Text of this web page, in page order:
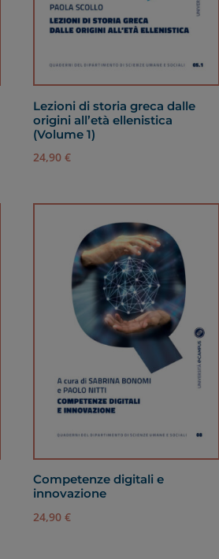
Lezioni di storia greca dalle
origini all’età ellenistica
(Volume 1)
24,90€
Competenze digitali e
innovazione
24,90€